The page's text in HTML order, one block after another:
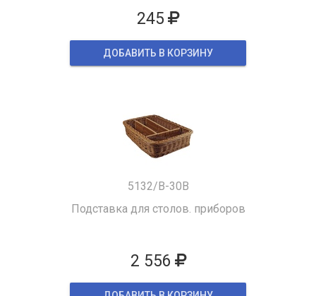
245
ДОБАВИТЬ В КОРЗИНУ
5132/B-30B
Подставка для столов. приборов
2 556